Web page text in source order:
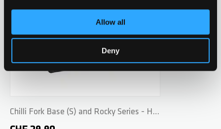
Allow all
Deny
Chilli Fork Base (S) and Rocky Series - HIC